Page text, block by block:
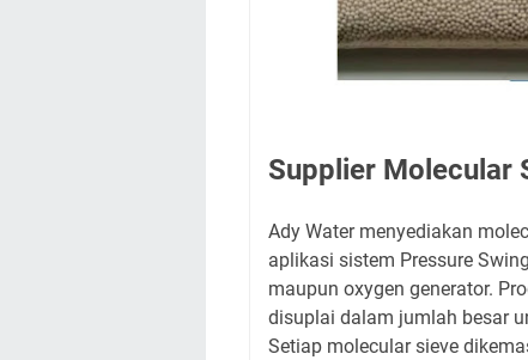
Supplier Molecular
Ady Water menyediakan
aplikasi sistem Pressure
maupun oxygen generator.
disuplai dalam jumlah besar
Setiap molecular sieve